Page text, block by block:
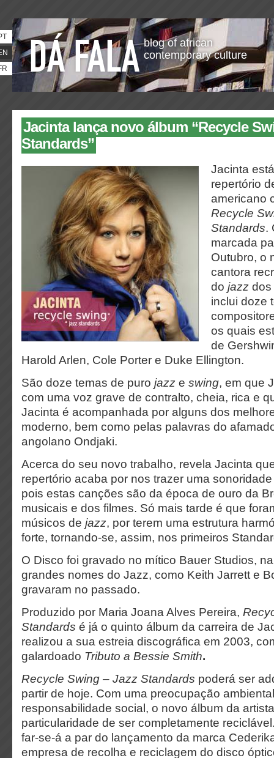
blog of african
contemporary culture
Jacinta lança novo álbum “Recycle
Standards”
Jacinta
repertório
americano
Recycle
Standards.
marcada
Outubro, o
cantora
do jazz dos
inclui doze
os quais
de
Harold Arlen, Cole Porter e Duke Ellington.
São doze temas de puro jazz e swing, em que
com uma voz grave de contralto, cheia, rica e
Jacinta é acompanhada por alguns dos
moderno, bem como pelas palavras do
angolano Ondjaki.
Acerca do seu novo trabalho, revela Jacinta
repertório acaba por nos trazer uma
pois estas canções são da época de ouro da
musicais e dos filmes. Só mais tarde é que
músicos de jazz, por terem uma estrutura
forte, tornando-se, assim, nos primeiros
O Disco foi gravado no mítico Bauer Studios,
grandes nomes do Jazz, como Keith Jarrett e
gravaram no passado.
Produzido por Maria Joana Alves Pereira,
Standards é já o quinto álbum da carreira de
realizou a sua estreia discográfica em 2003,
galardoado Tributo a Bessie Smith.
Recycle Swing – Jazz Standards poderá ser
partir de hoje. Com uma preocupação
responsabilidade social, o novo álbum da
particularidade de ser completamente
far-se-á a par do lançamento da marca
empresa de recolha e reciclagem do disco